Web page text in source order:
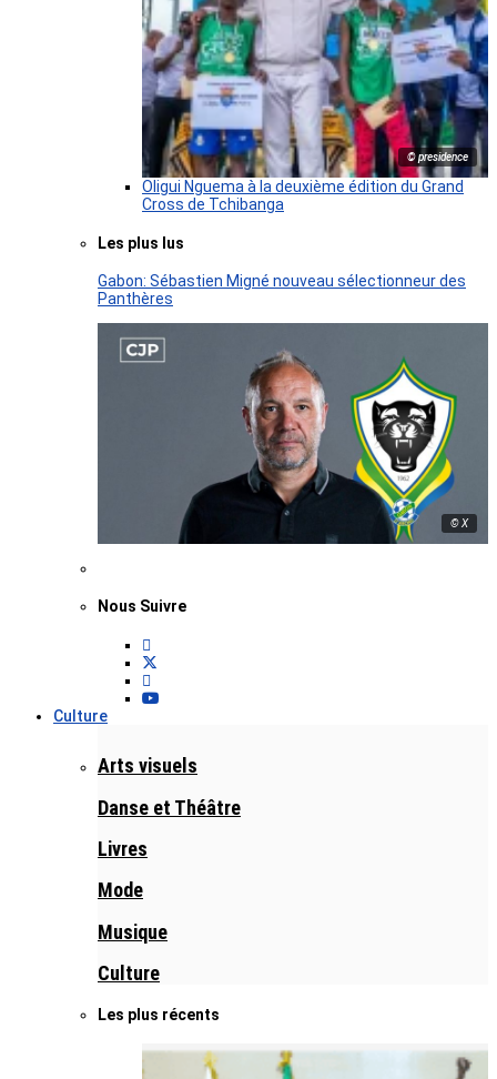
© presidence
Oligui Nguema à la deuxième édition du Grand
Cross de Tchibanga
Les plus lus
Gabon: Sébastien Migné nouveau sélectionneur des
Panthères
© X
Nous Suivre
Culture
Arts visuels
Danse et Théâtre
Livres
Mode
Musique
Culture
Les plus récents